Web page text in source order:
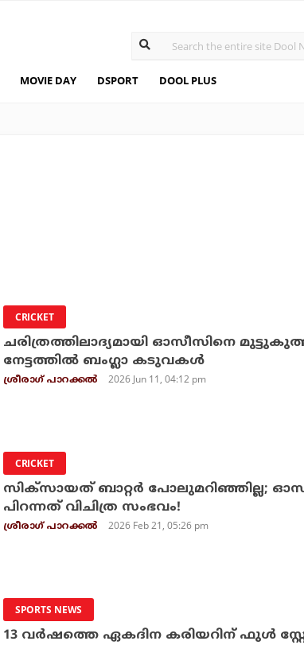
MOVIE DAY DSPORT DOOL PLUS
CRICKET
ചരിത്രത്തിലാദ്യമായി ഓസീസിനെ
നേട്ടത്തില്‍ ബംഗ്ലാ കടുവകള്‍
ശ്രീരാഗ് പാറക്കല്‍ 2026 Jun 11, 04:12 pm
CRICKET
സിക്‌സായത് ബാറ്റര്‍ പോലുമറിഞ്ഞില്ല;
പിറന്നത് വിചിത്ര സംഭവം!
ശ്രീരാഗ് പാറക്കല്‍ 2026 Feb 21, 05:26 pm
SPORTS NEWS
13 വര്‍ഷത്തെ ഏകദിന കരിയറിന് ഫുള്‍